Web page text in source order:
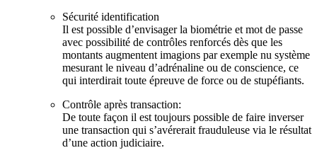
Sécurité identification
Il est possible d’envisager la biométrie et mot de passe
avec possibilité de contrôles renforcés dès que les
montants augmentent imagions par exemple nu système
mesurant le niveau d’adrénaline ou de conscience, ce
qui interdirait toute épreuve de force ou de stupéfiants.
Contrôle après transaction:
De toute façon il est toujours possible de faire inverser
une transaction qui s’avérerait frauduleuse via le résultat
d’une action judiciaire.